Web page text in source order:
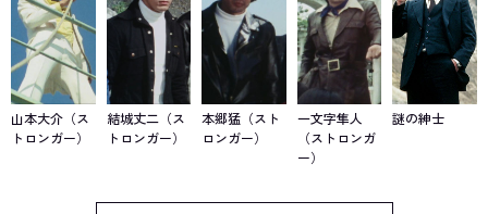
山本大介（ス
トロンガー）
結城丈二（ス
トロンガー）
本郷猛（スト
ロンガー）
一文字隼人
（ストロンガ
ー）
謎の紳士